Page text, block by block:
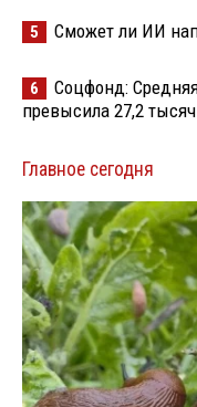
5 Сможет ли ИИ
6
Соцфонд:
превысила 27,2
Главное сегодня